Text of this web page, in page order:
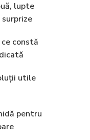
lupte
constă
utile
pentru